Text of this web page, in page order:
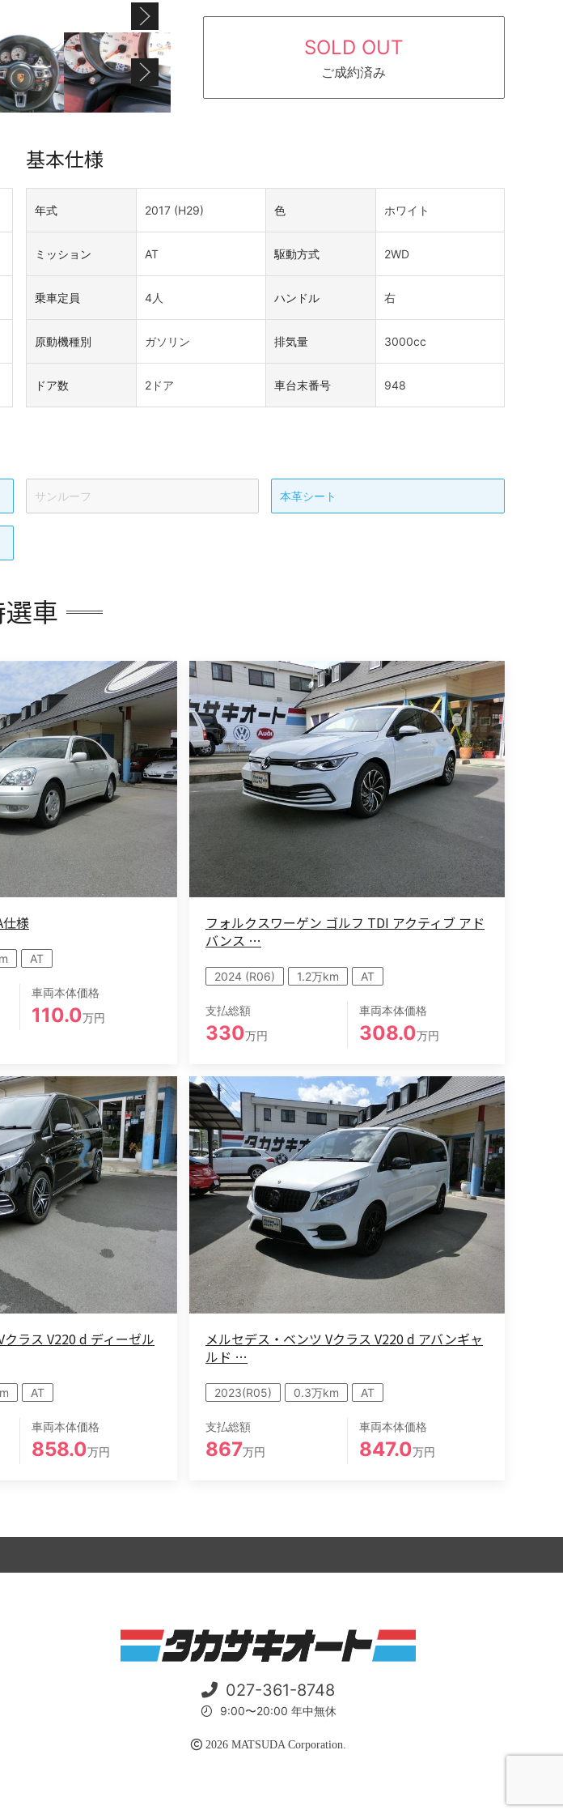
SOLD OUT
ご成約済み
基本仕様
年式 2017 (H29) 色 ホワイト
ミッション AT 駆動方式 2WD
乗車定員 4人 ハンドル 右
原動機種別 ガソリン 排気量 3000cc
ドア数 2ドア 車台末番号 948
サンルーフ 本革シート
車
仕様
AT
車両本体価格
110.0万円
フォルクスワーゲン ゴルフ TDI アクティブ アド
バンス …
2024 (R06) 1.2万km AT
支払総額
330万円
車両本体価格
308.0万円
ラス V220 d ディーゼル
AT
車両本体価格
858.0万円
メルセデス・ベンツ Vクラス V220 d アバンギャ
ルド …
2023(R05) 0.3万km AT
支払総額
867万円
車両本体価格
847.0万円
027-361-8748
9:00〜20:00 年中無休
2026 MATSUDA Corporation.